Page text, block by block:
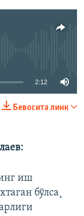
эмас
2:12
Бевосита линк
иш
бўлса¸